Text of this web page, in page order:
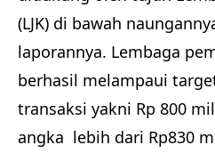
(LJK) di bawah
laporannya. Lembaga
berhasil melampaui
transaksi yakni Rp 800
angka lebih dari Rp830